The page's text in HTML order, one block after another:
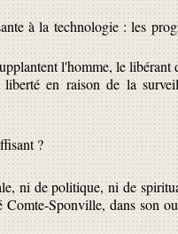
à la technologie : les
l'homme, le libérant
en raison de la
?
ni de politique, ni de
Sponville, dans son